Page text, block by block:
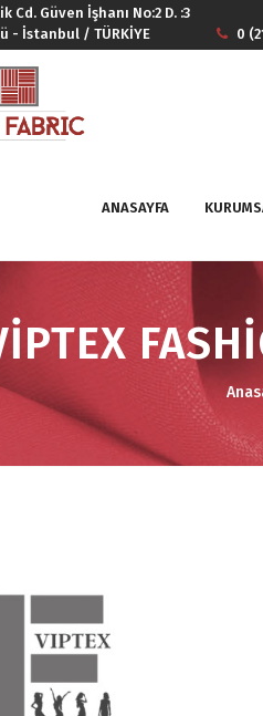
Cd. Güven İşhanı No:2 D. :3
- İstanbul / TÜRKİYE
0
ANASAYFA